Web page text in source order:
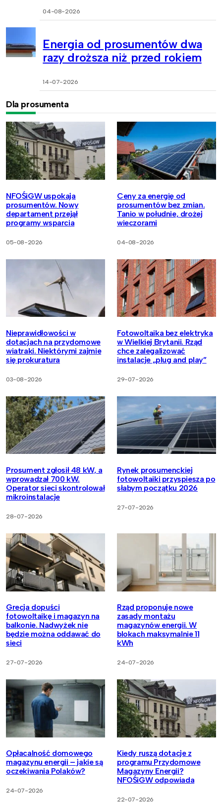
04-08-2026
Energia od prosumentów dwa
razy droższa niż przed rokiem
14-07-2026
Dla prosumenta
NFOŚiGW uspokaja
prosumentów. Nowy
departament przejął
programy wsparcia
05-08-2026
Ceny za energię od
prosumentów bez zmian.
Tanio w południe, drożej
wieczorami
04-08-2026
Nieprawidłowości w
dotacjach na przydomowe
wiatraki. Niektórymi zajmie
się prokuratura
03-08-2026
Fotowoltaika bez elektryka
w Wielkiej Brytanii. Rząd
chce zalegalizować
instalacje „plug and play”
29-07-2026
Prosument zgłosił 48 kW, a
wprowadzał 700 kW.
Operator sieci skontrolował
mikroinstalacje
28-07-2026
Rynek prosumenckiej
fotowoltaiki przyspiesza po
słabym początku 2026
27-07-2026
Grecja dopuści
fotowoltaikę i magazyn na
balkonie. Nadwyżek nie
będzie można oddawać do
sieci
27-07-2026
Rząd proponuje nowe
zasady montażu
magazynów energii. W
blokach maksymalnie 11
kWh
24-07-2026
Opłacalność domowego
magazynu energii – jakie są
oczekiwania Polaków?
24-07-2026
Kiedy ruszą dotacje z
programu Przydomowe
Magazyny Energii?
NFOŚiGW odpowiada
22-07-2026